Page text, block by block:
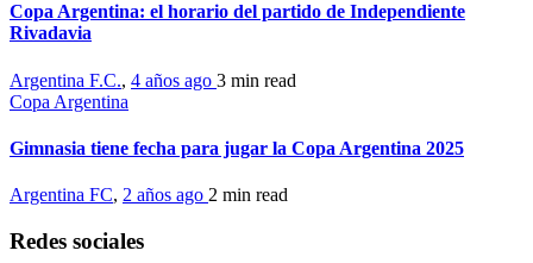
Copa Argentina: el horario del partido de Independiente
Rivadavia
Argentina F.C., 4 años ago 3 min read
Copa Argentina
Gimnasia tiene fecha para jugar la Copa Argentina 2025
Argentina FC, 2 años ago 2 min read
Redes sociales